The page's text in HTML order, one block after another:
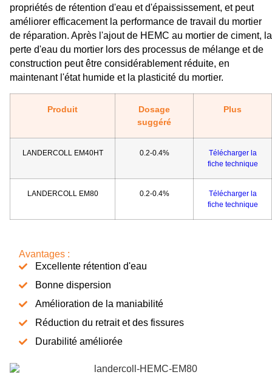
propriétés de rétention d'eau et d'épaississement, et peut
améliorer efficacement la performance de travail du mortier
de réparation. Après l'ajout de HEMC au mortier de ciment, la
perte d'eau du mortier lors des processus de mélange et de
construction peut être considérablement réduite, en
maintenant l'état humide et la plasticité du mortier.
Produit
Dosage
suggéré
Plus
LANDERCOLL EM40HT 0.2-0.4%
Télécharger la
fiche technique
LANDERCOLL EM80 0.2-0.4%
Télécharger la
fiche technique
Avantages :
Excellente rétention d'eau
Bonne dispersion
Amélioration de la maniabilité
Réduction du retrait et des fissures
Durabilité améliorée